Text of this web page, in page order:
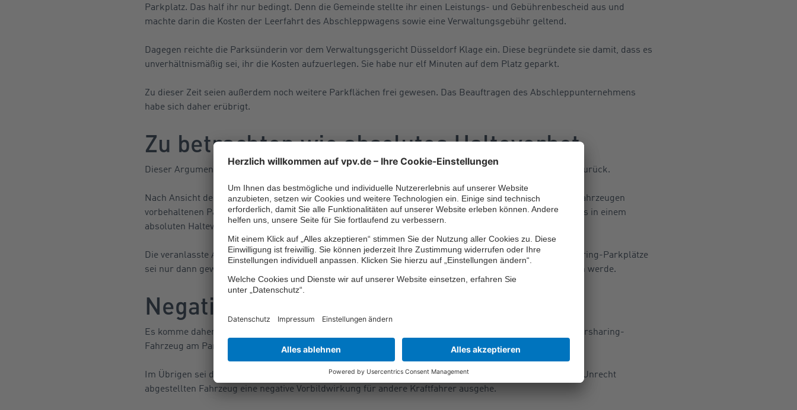
Parkplatz. Das half ihr nur bedingt. Denn die Gemeinde stellte ihr einen Leistungs- und Gebührenbescheid aus und
machte darin die Kosten der Leerfahrt des Abschleppwagens sowie eine Verwaltungsgebühr geltend.
Dagegen reichte die Parksünderin vor dem Verwaltungsgericht Düsseldorf Klage ein. Diese begründete sie damit, dass es
unverhältnismäßig sei, ihr die Kosten aufzuerlegen. Sie habe nur elf Minuten auf dem Platz geparkt.
Zu dieser Zeit seien außerdem noch weitere Parkflächen frei gewesen. Das Beauftragen des Abschleppunternehmens
habe sich daher erübrigt.
Zu betrachten wie absolutes Halteverbot
Dieser Argumentation schloss sich das Verwaltungsgericht nicht an. Es wies die Klage als unbegründet zurück.
Nach Ansicht des Gerichts ist ein Kfz, das auf einer nach der Beschilderung ausschließlich Carsharing-Fahrzeugen
vorbehaltenen Parkfläche steht, selbst aber nicht am Carsharing teilnimmt, so zu betrachtet, als stünde es in einem
absoluten Halteverbot.
Die veranlasste Abschleppmaßnahme sei daher verhältnismäßig gewesen. Denn die Funktion der Carsharing-Parkplätze
sei nur dann gewährleistet, wenn die Fläche jederzeit von nicht parkberechtigten Fahrzeugen freigehalten werde.
Negative Vorbildfunktion
Es komme daher auch nicht darauf an, ob die Klägerin durch das verbotswidrige Abstellen konkret ein Carsharing-
Fahrzeug am Parken gehindert habe.
Im Übrigen sei die Maßnahme auch unter dem Gesichtspunkt gerechtfertigt gewesen, dass von einem zu Unrecht
abgestellten Fahrzeug eine negative Vorbildwirkung für andere Kraftfahrer ausgehe.